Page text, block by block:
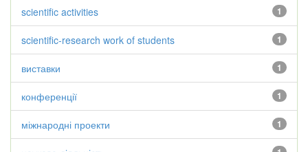
1
scientific activities
1
scientific-research work of students
1
виставки
1
конференції
1
міжнародні проекти